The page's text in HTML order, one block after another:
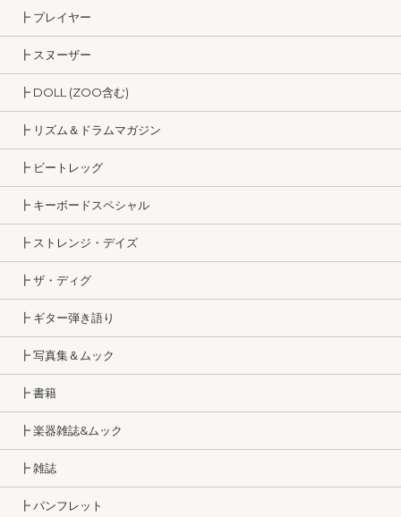
┣ プレイヤー
┣ スヌーザー
┣ DOLL (ZOO含む)
┣ リズム＆ドラムマガジン
┣ ビートレッグ
┣ キーボードスペシャル
┣ ストレンジ・デイズ
┣ ザ・ディグ
┣ ギター弾き語り
┣ 写真集＆ムック
┣ 書籍
┣ 楽器雑誌&ムック
┣ 雑誌
┣ パンフレット